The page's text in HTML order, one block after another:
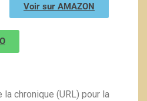
Voir sur AMAZON
la chronique (URL) pour la